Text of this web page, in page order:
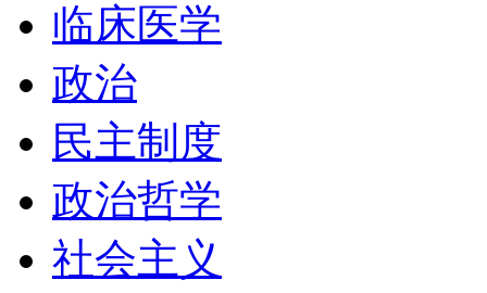
临床医学
政治
民主制度
政治哲学
社会主义